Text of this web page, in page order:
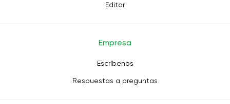
Editor
Empresa
Escríbenos
Respuestas a preguntas